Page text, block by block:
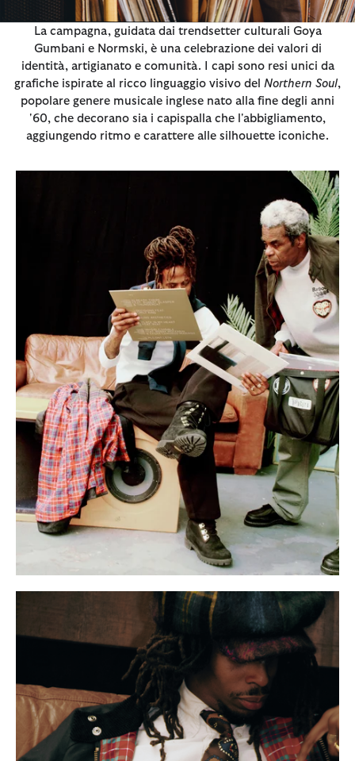
La campagna, guidata dai trendsetter culturali Goya
Gumbani e Normski, è una celebrazione dei valori di
identità, artigianato e comunità. I capi sono resi unici da
grafiche ispirate al ricco linguaggio visivo del Northern Soul,
popolare genere musicale inglese nato alla fine degli anni
'60, che decorano sia i capispalla che l'abbigliamento,
aggiungendo ritmo e carattere alle silhouette iconiche.